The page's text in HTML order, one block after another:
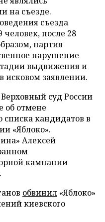
на съезде.
съезда
после 28
партия
нарушение
выдвижения и
исковом заявлении.
суд России
об отмене
списка кандидатов в
«Яблоко».
Алексей
кампании
обвинил «Яблоко»
киевского